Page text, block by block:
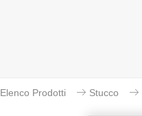
Elenco Prodotti Stucco